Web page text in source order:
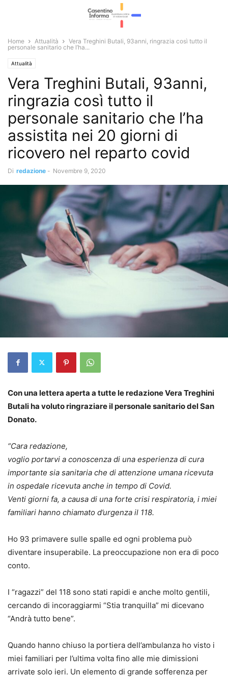
Home Attualità
Vera Treghini Butali, 93anni, ringrazia così tutto il
personale sanitario che l’ha...
Attualità
Vera Treghini Butali, 93anni,
ringrazia così tutto il
personale sanitario che l’ha
assistita nei 20 giorni di
ricovero nel reparto covid
Di redazione - Novembre 9, 2020
Con una lettera aperta a tutte le redazione Vera Treghini
Butali ha voluto ringraziare il personale sanitario del San
Donato.
“Cara redazione,
voglio portarvi a conoscenza di una esperienza di cura
importante sia sanitaria che di attenzione umana ricevuta
in ospedale ricevuta anche in tempo di Covid.
Venti giorni fa, a causa di una forte crisi respiratoria, i miei
familiari hanno chiamato d’urgenza il 118.
Ho 93 primavere sulle spalle ed ogni problema può
diventare insuperabile. La preoccupazione non era di poco
conto.
I “ragazzi” del 118 sono stati rapidi e anche molto gentili,
cercando di incoraggiarmi “Stia tranquilla” mi dicevano
“Andrà tutto bene”.
Quando hanno chiuso la portiera dell’ambulanza ho visto i
miei familiari per l’ultima volta fino alle mie dimissioni
arrivate solo ieri. Un elemento di grande sofferenza per